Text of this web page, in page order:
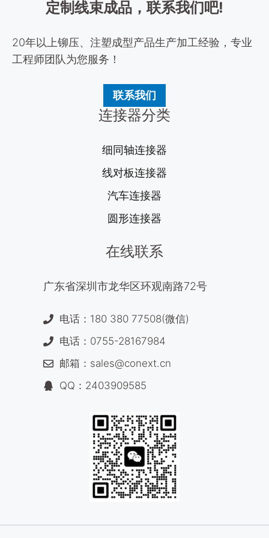
定制线束成品，联系我们吧!
20年以上铆压、注塑成型产品生产加工经验，专业
工程师团队为您服务！
联系我们
连接器分类
细同轴连接器
线对板连接器
汽车连接器
圆形连接器
在线联系
广东省深圳市龙华区环观南路72号
电话：180 380 77508(微信)
电话：0755-28167984
邮箱：sales@conext.cn
QQ：2403909585